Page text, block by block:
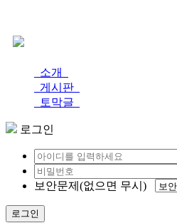
소개
게시판
토막글
로그인
보안문제(없으면 무시)
로그인